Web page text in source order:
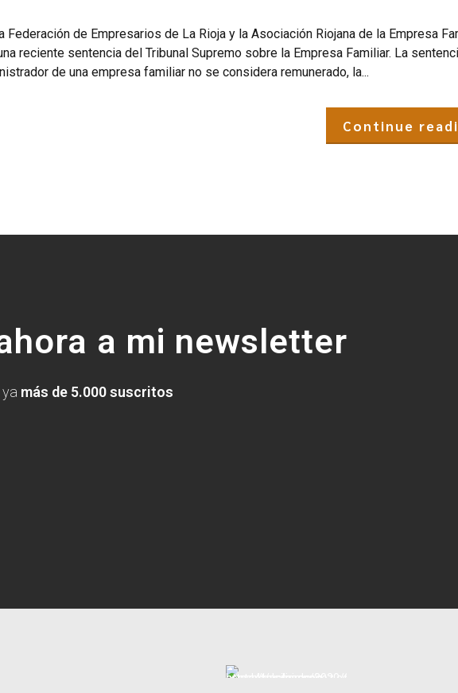
de Empresarios de La Rioja y la Asociación Riojana de la Empresa
reciente sentencia del Tribunal Supremo sobre la Empresa Familiar. La
de una empresa familiar no se considera remunerado, la...
Continue
a mi newsletter
más de 5.000 suscritos